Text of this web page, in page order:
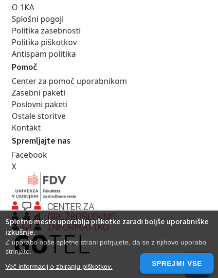
O 1KA
Splošni pogoji
Politika zasebnosti
Politika piškotkov
Antispam politika
Pomoč
Center za pomoč uporabnikom
Zasebni paketi
Poslovni paketi
Ostale storitve
Kontakt
Spremljajte nas
Facebook
X
Spletno mesto uporablja piškotke zaradi boljše uporabniške
izkušnje.
Z uporabo naše spletne strani potrjujete, da se z njihovo uporabo
strinjate.
Več informacij o zbiranju piškotkov.
SPREJMI VSE